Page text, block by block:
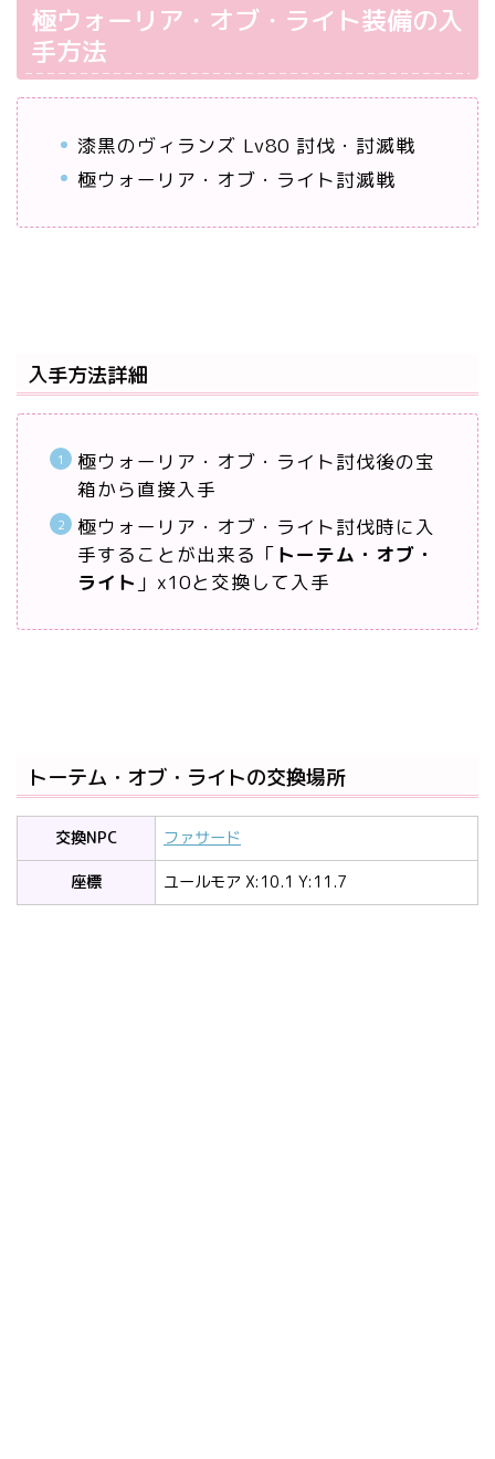
極ウォーリア・オブ・ライト装備の入
手方法
漆黒のヴィランズ Lv80 討伐・討滅戦
極ウォーリア・オブ・ライト討滅戦
入手方法詳細
極ウォーリア・オブ・ライト討伐後の宝
箱から直接入手
極ウォーリア・オブ・ライト討伐時に入
手することが出来る「 トーテム・オブ・
ライト 」x10と交換して入手
トーテム・オブ・ライトの交換場所
交換NPC
ファサード
座標
ユールモア X:10.1 Y:11.7